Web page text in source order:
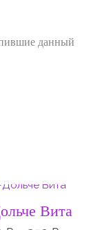
данный
Вита
цен:
–